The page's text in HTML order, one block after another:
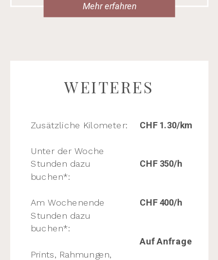
CHF 1.30/km
CHF 350/h
CHF 400/h
Auf Anfrage
Zusätzliche Kilometer:
Unter der Woche
Stunden dazu
buchen*:
Am Wochenende
Stunden dazu
buchen*:
Prints, Rahmungen,
WEITERES
Mehr erfahren